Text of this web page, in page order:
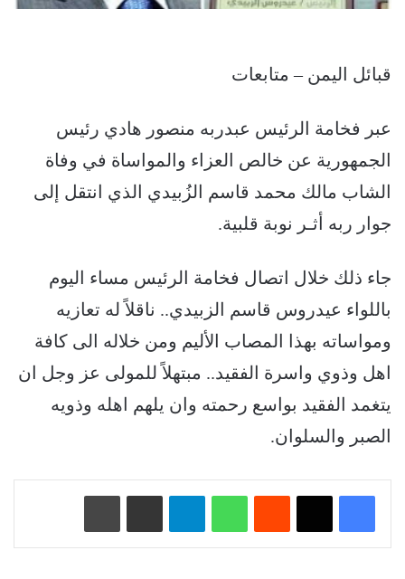
قبائل اليمن – متابعات
عبر فخامة الرئيس عبدربه منصور هادي رئيس
الجمهورية عن خالص العزاء والمواساة في وفاة
الشاب مالك محمد قاسم الزُبيدي الذي انتقل إلى
جوار ربه أثـر نوبة قلبية.
جاء ذلك خلال اتصال فخامة الرئيس مساء اليوم
باللواء عيدروس قاسم الزبيدي.. ناقلاً له تعازيه
ومواساته بهذا المصاب الأليم ومن خلاله الى كافة
اهل وذوي واسرة الفقيد.. مبتهلاً للمولى عز وجل ان
يتغمد الفقيد بواسع رحمته وان يلهم اهله وذويه
الصبر والسلوان.
واتساب تيلقرام